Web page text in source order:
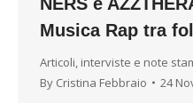
Musica Rap tra
Articoli, interviste e note
By Cristina Febbraio 24